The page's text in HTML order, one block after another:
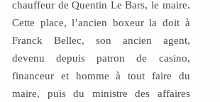
chauffeur de Quentin Le Bars, le maire.
Cette place, l’ancien boxeur la doit à
Franck Bellec, son ancien agent,
devenu depuis patron de casino,
financeur et homme à tout faire du
maire, puis du ministre des affaires